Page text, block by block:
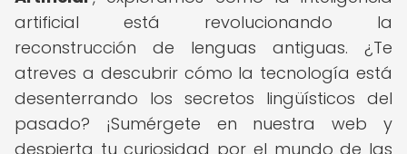
artificial está revolucionando la
reconstrucción de lenguas antiguas. ¿Te
atreves a descubrir cómo la tecnología está
desenterrando los secretos lingüísticos del
pasado? ¡Sumérgete en nuestra web y
despierta tu curiosidad por el mundo de las